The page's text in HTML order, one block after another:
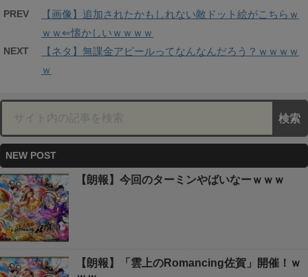
PREV
【画像】追加されたかもしれない敵ドット絵がこちらｗ
ｗｗ⇐懐かしいｗｗｗｗ
NEXT
【ネタ】無課金アピールってなんなんだろう？ｗｗｗｗ
ｗ
NEW POST
【朗報】今回のターミンやばいなーｗｗｗ
【朗報】「雲上のRomancing佐賀」開催！ｗ